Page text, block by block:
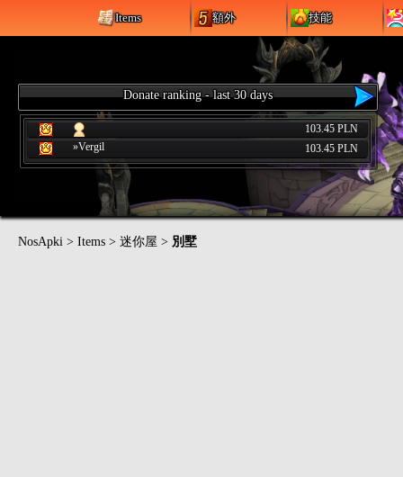
Items 額外 技能
Donate ranking - last 30 days
103.45 PLN
»Vergil
103.45 PLN
NosApki > Items > 迷你屋 > 別墅